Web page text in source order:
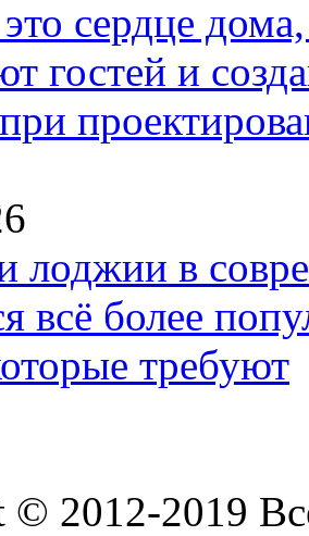
сердце дома,
гостей и
лоджии в
всё более
требуют
© 2012-2019